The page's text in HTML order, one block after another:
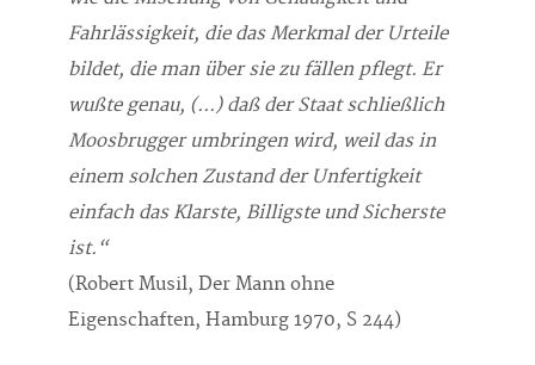
Fahrlässigkeit, die das Merkmal der Urteile
bildet, die man über sie zu fällen pflegt. Er
wußte genau, (...) daß der Staat schließlich
Moosbrugger umbringen wird, weil das in
einem solchen Zustand der Unfertigkeit
einfach das Klarste, Billigste und Sicherste
ist.“
(Robert Musil, Der Mann ohne
Eigenschaften, Hamburg 1970, S 244)